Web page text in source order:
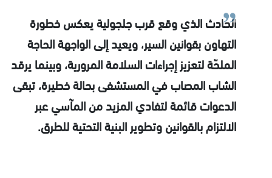
الحادث الذي وقع قرب جلجولية يعكس خطورة
التهاون بقوانين السير، ويعيد إلى الواجهة الحاجة
الملحّة لتعزيز إجراءات السلامة المرورية، وبينما يرقد
الشاب المصاب في المستشفى بحالة خطيرة، تبقى
الدعوات قائمة لتفادي المزيد من المآسي عبر
الالتزام بالقوانين وتطوير البنية التحتية للطرق.